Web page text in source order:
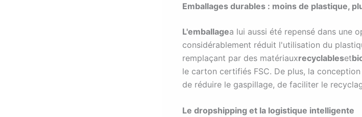
Emballages durables : moins de plastique,
L'emballagea lui aussi été repensé dans une
considérablement réduit l'utilisation du
remplaçant par des matériauxrecyclableset
le carton certifiés FSC. De plus, la
de réduire le gaspillage, de faciliter le
Le dropshipping et la logistique intelligente